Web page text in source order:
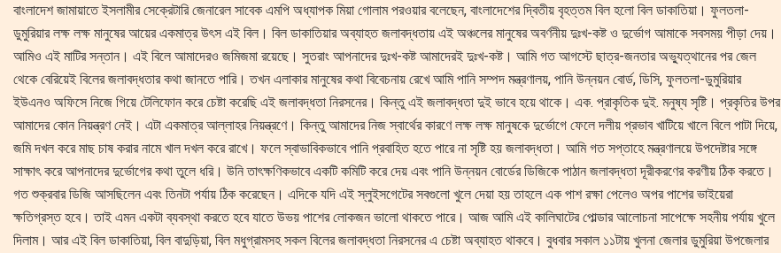
বাংলাদেশ জামায়াতে ইসলামীর সেক্রেটারি জেনারেল সাবেক এমপি অধ্যাপক মিয়া গোলাম পরওয়ার বলেছেন, বাংলাদেশের দ্বিতীয় বৃহত্তম বিল হলো বিল ডাকাতিয়া। ফুলতলা-
ডুমুরিয়ার লক্ষ লক্ষ মানুষের আয়ের একমাত্র উৎস এই বিল। বিল ডাকাতিয়ার অব্যাহত জলাবদ্ধতায় এই অঞ্চলের মানুষের অবর্ণনীয় দুঃখ-কষ্ট ও দুর্ভোগ আমাকে সবসময় পীড়া দেয়।
আমিও এই মাটির সন্তান। এই বিলে আমাদেরও জমিজমা রয়েছে। সুতরাং আপনাদের দুঃখ-কষ্ট আমাদেরই দুঃখ-কষ্ট। আমি গত আগস্টে ছাত্র-জনতার অভ্যুত্থানের পর জেল
থেকে বেরিয়েই বিলের জলাবদ্ধতার কথা জানতে পারি। তখন এলাকার মানুষের কথা বিবেচনায় রেখে আমি পানি সম্পদ মন্ত্রণালয়, পানি উন্নয়ন বোর্ড, ডিসি, ফুলতলা-ডুমুরিয়ার
ইউএনও অফিসে নিজে গিয়ে টেলিফোন করে চেষ্টা করেছি এই জলাবদ্ধতা নিরসনের। কিন্তু এই জলাবদ্ধতা দুই ভাবে হয়ে থাকে। এক. প্রাকৃতিক দুই. মনুষ্য সৃষ্টি। প্রকৃতির উপর
আমাদের কোন নিয়ন্ত্রণ নেই। এটা একমাত্র আল্লাহর নিয়ন্ত্রণে। কিন্তু আমাদের নিজ স্বার্থের কারণে লক্ষ লক্ষ মানুষকে দুর্ভোগে ফেলে দলীয় প্রভাব খাটিয়ে খালে বিলে পাটা দিয়ে,
জমি দখল করে মাছ চাষ করার নামে খাল দখল করে রাখে। ফলে স্বাভাবিকভাবে পানি প্রবাহিত হতে পারে না সৃষ্টি হয় জলাবদ্ধতা। আমি গত সপ্তাহে মন্ত্রণালয়ে উপদেষ্টার সঙ্গে
সাক্ষাৎ করে আপনাদের দুর্ভোগের কথা তুলে ধরি। উনি তাৎক্ষণিকভাবে একটি কমিটি করে দেয় এবং পানি উন্নয়ন বোর্ডের ডিজিকে পাঠান জলাবদ্ধতা দূরীকরণের করণীয় ঠিক করতে।
গত শুক্রবার ডিজি আসছিলেন এবং তিনটা পর্যায় ঠিক করেছেন। এদিকে যদি এই স্লুইসগেটের সবগুলো খুলে দেয়া হয় তাহলে এক পাশ রক্ষা পেলেও অপর পাশের ভাইয়েরা
ক্ষতিগ্রস্ত হবে। তাই এমন একটা ব্যবস্থা করতে হবে যাতে উভয় পাশের লোকজন ভালো থাকতে পারে। আজ আমি এই কালিঘাটের পোল্ডার আলোচনা সাপেক্ষে সহনীয় পর্যায় খুলে
দিলাম। আর এই বিল ডাকাতিয়া, বিল বাদুড়িয়া, বিল মধুগ্রামসহ সকল বিলের জলাবদ্ধতা নিরসনের এ চেষ্টা অব্যাহত থাকবে। বুধবার সকাল ১১টায় খুলনা জেলার ডুমুরিয়া উপজেলার